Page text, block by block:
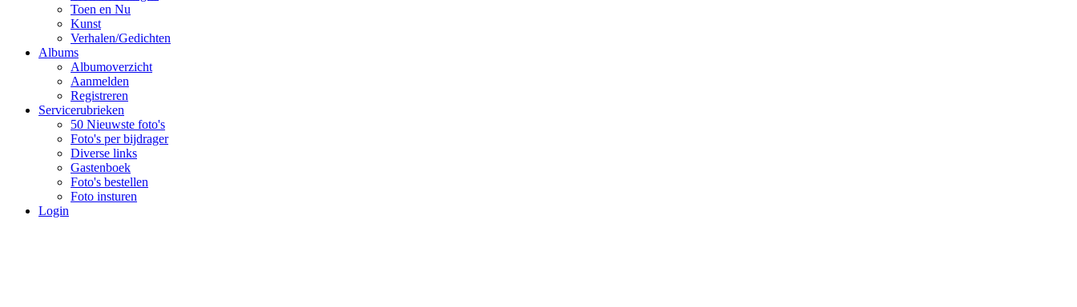
Toen en Nu
Kunst
Verhalen/Gedichten
Albums
Albumoverzicht
Aanmelden
Registreren
Servicerubrieken
50 Nieuwste foto's
Foto's per bijdrager
Diverse links
Gastenboek
Foto's bestellen
Foto insturen
Login